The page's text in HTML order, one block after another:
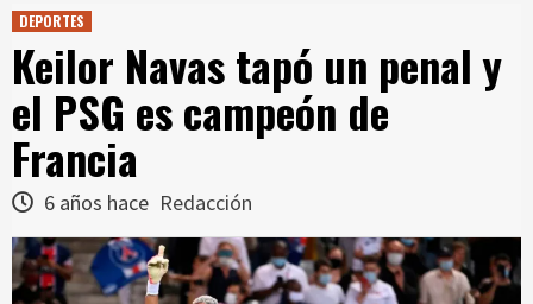
DEPORTES
Keilor Navas tapó un penal y
el PSG es campeón de
Francia
6 años hace Redacción